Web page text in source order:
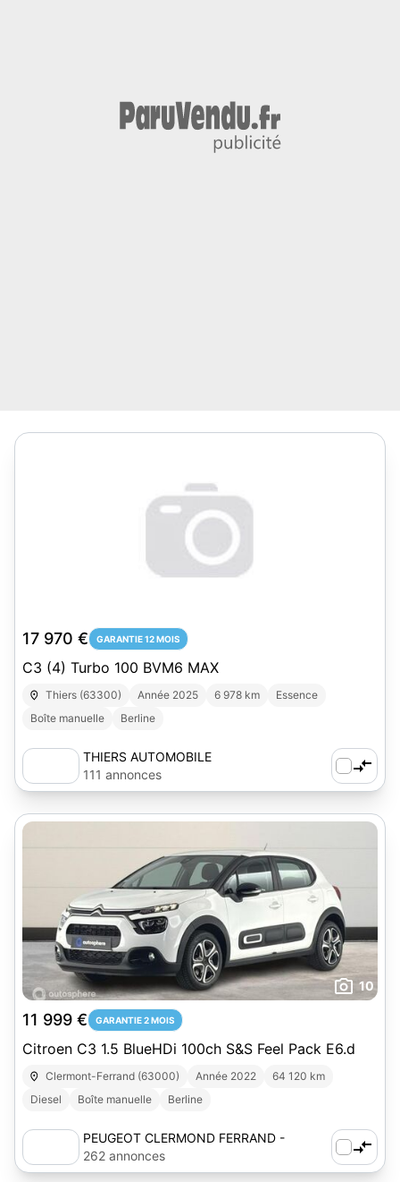
17 970 € GARANTIE 12 MOIS
C3 (4) Turbo 100 BVM6 MAX
Thiers (63300) Année 2025 6 978 km
Essence
Boîte manuelle
Berline
THIERS AUTOMOBILE
111 annonces
10
11 999 € GARANTIE 2 MOIS
Citroen C3 1.5 BlueHDi 100ch S&S Feel Pack E6.d
Clermont-Ferrand (63000) Année 2022
64 120 km
Diesel
Boîte manuelle Berline
PEUGEOT CLERMOND FERRAND -
AUTOSPHERE
262 annonces